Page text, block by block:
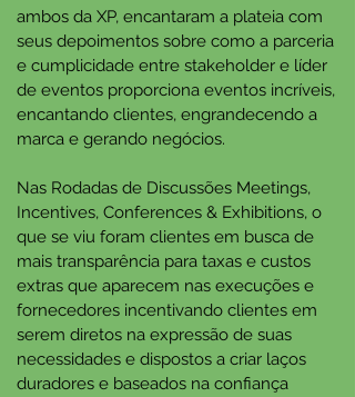
ambos da XP, encantaram a plateia com
seus depoimentos sobre como a parceria
e cumplicidade entre stakeholder e líder
de eventos proporciona eventos incríveis,
encantando clientes, engrandecendo a
marca e gerando negócios.
Nas Rodadas de Discussões Meetings,
Incentives, Conferences & Exhibitions, o
que se viu foram clientes em busca de
mais transparência para taxas e custos
extras que aparecem nas execuções e
fornecedores incentivando clientes em
serem diretos na expressão de suas
necessidades e dispostos a criar laços
duradores e baseados na confiança